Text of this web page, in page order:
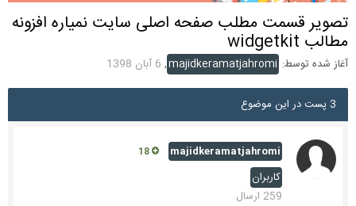
تصویر قسمت مطلب صفحه اصلی سایت نمیاره افزونه
مطالب widgetkit
آغاز شده توسط: majidkeramatjahromi
, 6 آبان 1398
3 پست در این موضوع
majidkeramatjahromi
کاربران
259 ارسال